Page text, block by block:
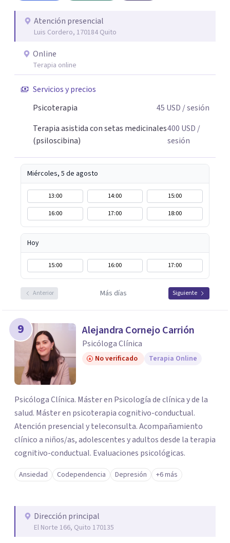
puedas procesarlo de forma completa. Atiendo de forma
online y presencial. Si estás pensando en iniciar un
primera sesión desde mi perfil.
Atención presencial
Luis Cordero, 170184 Quito
Online
Terapia online
Servicios y precios
Psicoterapia
45 USD / sesión
Terapia asistida con setas medicinales
(psiloscibina)
400 USD /
sesión
Miércoles, 5 de agosto
13:00 14:00
15:00
16:00
17:00 18:00
Hoy
15:00 16:00 17:00
Anterior Más días Siguiente
9 Alejandra Cornejo Carrión
Psicóloga Clínica
No verificado Terapia Online
Psicóloga Clínica. Máster en Psicología de clínica y de la
salud. Máster en psicoterapia cognitivo-conductual.
Atención presencial y teleconsulta. Acompañamiento
clínico a niños/as, adolescentes y adultos desde la terapia
cognitivo-conductual. Evaluaciones psicológicas.
Ansiedad Codependencia Depresión +6 más
Dirección principal
El Norte 166, Quito 170135